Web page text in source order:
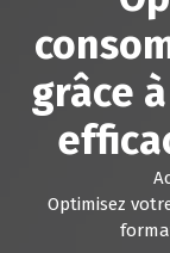
grâce
Optimisez